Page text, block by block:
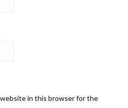
website in this browser for the